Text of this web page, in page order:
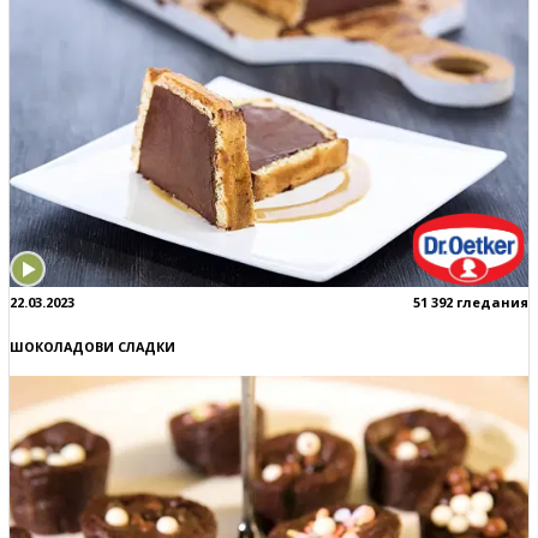
22.03.2023 51 392 гледания
ШОКОЛАДОВИ СЛАДКИ